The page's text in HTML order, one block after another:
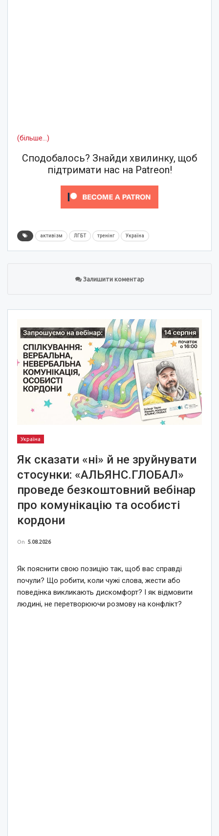
(більше…)
Сподобалось? Знайди хвилинку, щоб
підтримати нас на Patreon!
активізм ЛГБТ тренінг Україна
Залишити коментар
Україна
Як сказати «ні» й не зруйнувати
стосунки: «АЛЬЯНС.ГЛОБАЛ»
проведе безкоштовний вебінар
про комунікацію та особисті
кордони
On 5.08.2026
Як пояснити свою позицію так, щоб вас справді
почули? Що робити, коли чужі слова, жести або
поведінка викликають дискомфорт? І як відмовити
людині, не перетворюючи розмову на конфлікт?